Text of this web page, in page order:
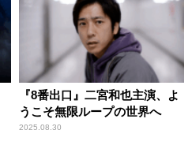
『8番出口』二宮和也主演、よ
うこそ無限ループの世界へ
2025.08.30